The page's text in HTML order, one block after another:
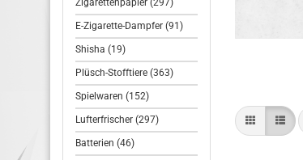
Zigarettenpapier (297)
E-Zigarette-Dampfer (91)
Shisha (19)
Plüsch-Stofftiere (363)
Spielwaren (152)
Lufterfrischer (297)
Batterien (46)